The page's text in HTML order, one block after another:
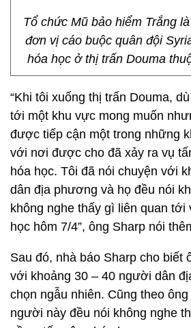
Tổ chức Mũ bảo hiểm Trắng
đơn vị cáo buộc quân đội
hóa học ở thị trấn Douma
“Khi tôi xuống thị trấn Douma,
tới một khu vực mong muốn
được tiếp cận một trong những
với nơi được cho đã xảy ra vụ
hóa học. Tôi đã nói chuyện với
dân địa phương và họ đều nói
không nghe thấy gì liên quan tới
học hôm 7/4”, ông Sharp nói
Sau đó, nhà báo Sharp cho biết
với khoảng 30 – 40 người dân
chọn ngẫu nhiên. Cũng theo
người này đều nói không nghe